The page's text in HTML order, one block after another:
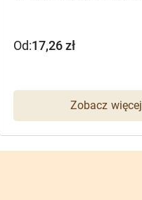
Zobacz więcej
Od:17,26zł